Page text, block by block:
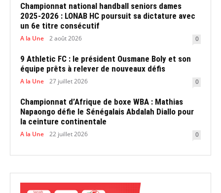
Championnat national handball seniors dames
2025-2026 : LONAB HC poursuit sa dictature avec
un 6e titre consécutif
A la Une 2 août 2026 0
9 Athletic FC : le président Ousmane Boly et son
équipe prêts à relever de nouveaux défis
A la Une 27 juillet 2026 0
Championnat d’Afrique de boxe WBA : Mathias
Napaongo défie le Sénégalais Abdalah Diallo pour
la ceinture continentale
A la Une 22 juillet 2026 0